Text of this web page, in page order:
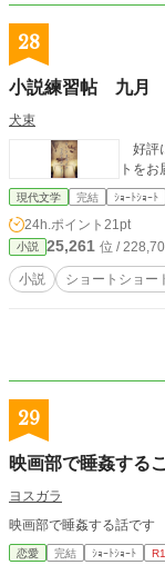
28
小説練習帖 九月
犬束
好評
トを
現代文学 完結 ｼｮｰﾄｼｮｰﾄ
24h.ポイント 21pt
小説 25,261 位 /
小説 ショートショー
29
映画部で睡姦する
ヨスガラ
映画部で睡姦する話です
恋愛 完結 ｼｮｰﾄｼｮｰﾄ